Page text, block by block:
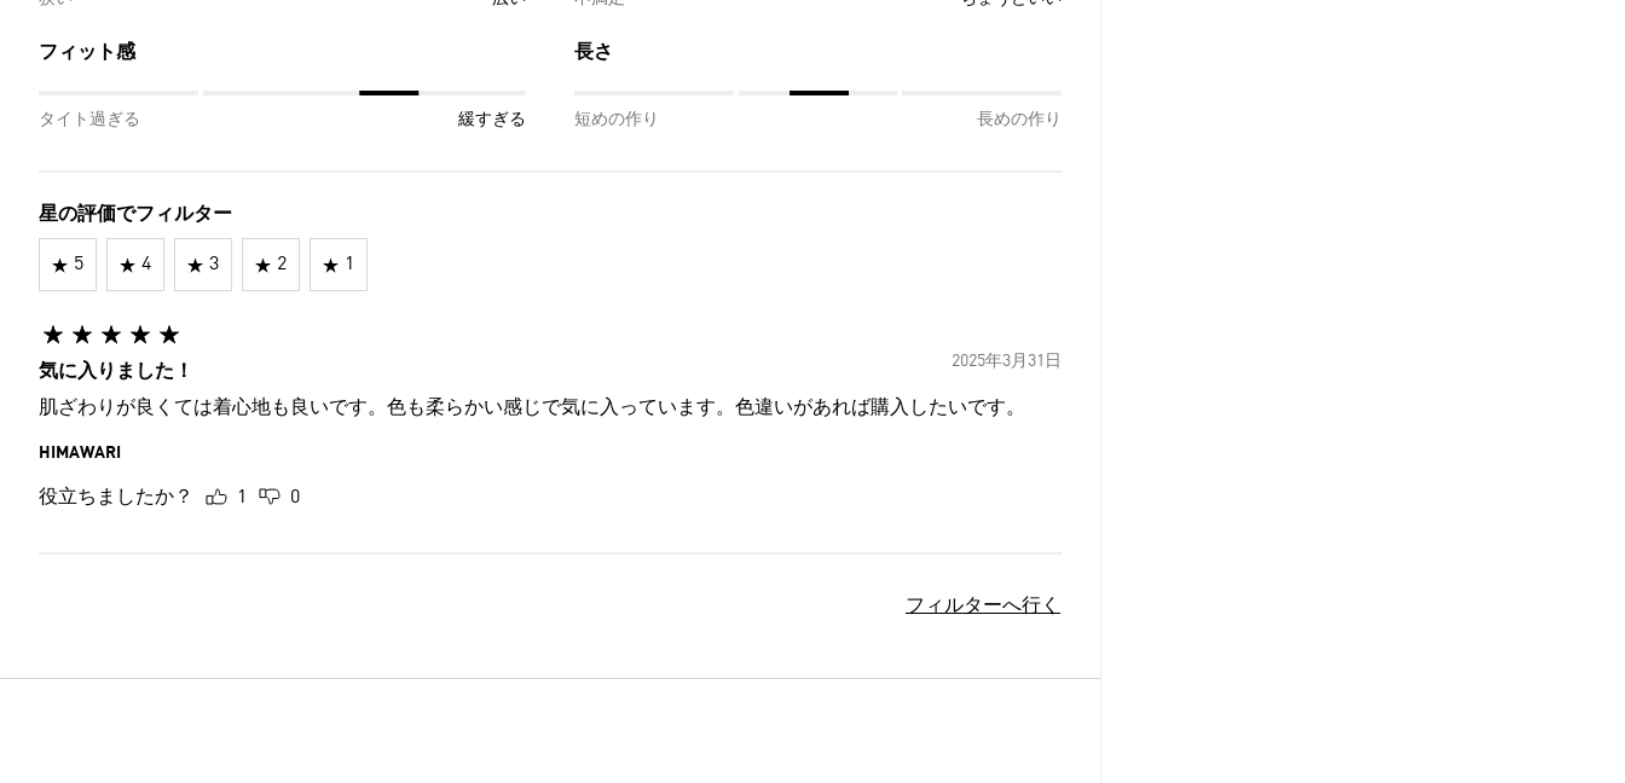
フィット感
タイト過ぎる 緩すぎる
長さ
短めの作り 長めの作り
星の評価でフィルター
5 4 3 2 1
2025年3月31日
気に入りました！
肌ざわりが良くては着心地も良いです。色も柔らかい感じで気に入っています。色違いがあれば購入したいです。
HIMAWARI
役立ちましたか？ 1 0
フィルターへ行く